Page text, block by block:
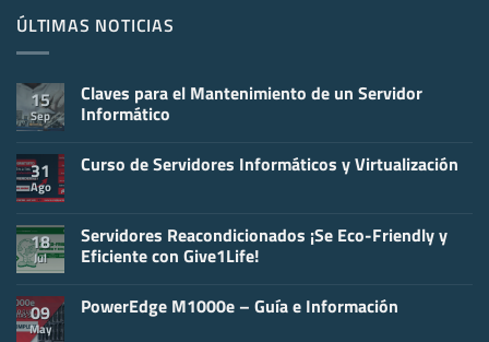
ÚLTIMAS NOTICIAS
15
Sep
Claves para el Mantenimiento de un Servidor
Informático
comentarios
Mantenimiento
de
un
31
Ago
Curso de Servidores Informáticos y Virtualización
en
Curso
de
y
Virtualización
18
Jul
Servidores Reacondicionados ¡Se Eco-Friendly y
Eficiente con Give1Life!
comentarios
09
May
PowerEdge M1000e – Guía e Información